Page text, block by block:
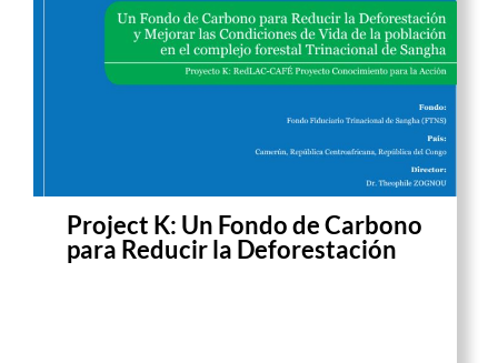
Project K: Un Fondo de Carbono
para Reducir la Deforestación